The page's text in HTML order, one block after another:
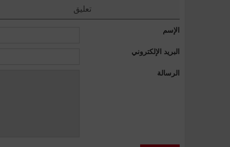
تعليق
الإسم
البريد الإلكتروني
الرسالة